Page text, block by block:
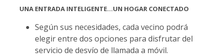
UNA ENTRADA INTELIGENTE…UN HOGAR CONECTADO
Según sus necesidades, cada vecino podrá
elegir entre dos opciones para disfrutar del
servicio de desvío de llamada a móvil.